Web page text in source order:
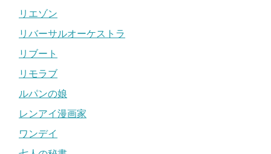
リエゾン
リバーサルオーケストラ
リブート
リモラブ
ルパンの娘
レンアイ漫画家
ワンデイ